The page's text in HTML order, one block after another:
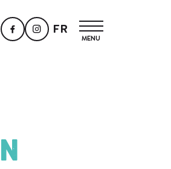
FR